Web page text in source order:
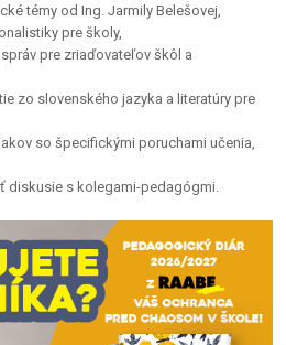
témy od Ing. Jarmily Belešovej,
pre školy,
pre zriaďovateľov škôl a
zo slovenského jazyka a literatúry pre
so špecifickými poruchami učenia,
diskusie s kolegami-pedagógmi.